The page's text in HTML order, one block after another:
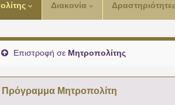
Διακονία Δραστηριότητες
Επιστροφή σε Μητροπολίτης
Πρόγραμμα Μητροπολίτη
02:00